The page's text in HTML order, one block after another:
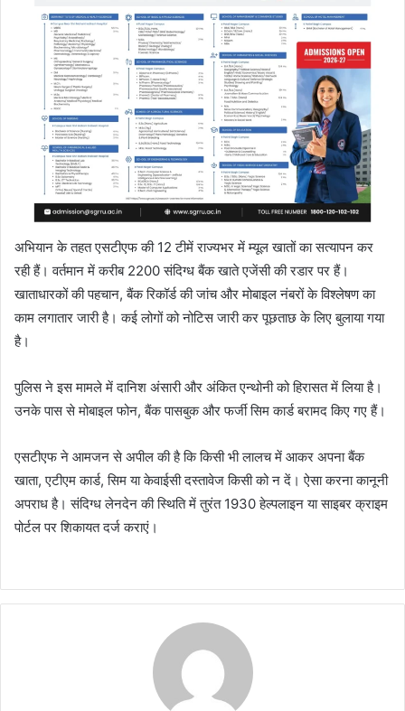
अभियान के तहत एसटीएफ की 12 टीमें राज्यभर में म्यूल खातों का सत्यापन कर
रही हैं। वर्तमान में करीब 2200 संदिग्ध बैंक खाते एजेंसी की रडार पर हैं।
खाताधारकों की पहचान, बैंक रिकॉर्ड की जांच और मोबाइल नंबरों के विश्लेषण का
काम लगातार जारी है। कई लोगों को नोटिस जारी कर पूछताछ के लिए बुलाया गया
है।
पुलिस ने इस मामले में दानिश अंसारी और अंकित एन्थोनी को हिरासत में लिया है।
उनके पास से मोबाइल फोन, बैंक पासबुक और फर्जी सिम कार्ड बरामद किए गए हैं।
एसटीएफ ने आमजन से अपील की है कि किसी भी लालच में आकर अपना बैंक
खाता, एटीएम कार्ड, सिम या केवाईसी दस्तावेज किसी को न दें। ऐसा करना कानूनी
अपराध है। संदिग्ध लेनदेन की स्थिति में तुरंत 1930 हेल्पलाइन या साइबर क्राइम
पोर्टल पर शिकायत दर्ज कराएं।